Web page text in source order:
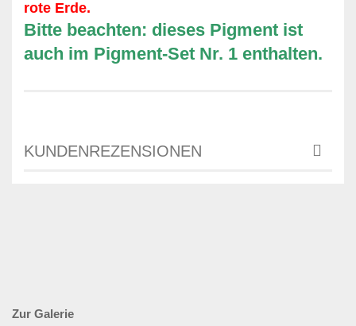
rote Erde.
Bitte beachten: dieses Pigment ist
auch im Pigment-Set Nr. 1 enthalten.
KUNDENREZENSIONEN
Zur Galerie